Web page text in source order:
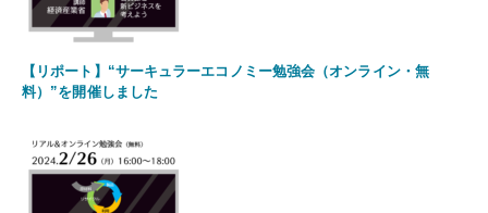
【リポート】“サーキュラーエコノミー勉強会（オンライン・無
料）”を開催しました